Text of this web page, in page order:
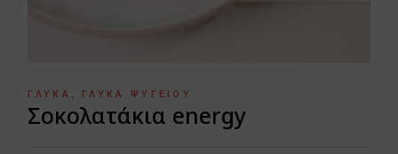
ΓΛΥΚΆ ΓΛΥΚΆ ΨΥΓΕΊΟΥ
Σοκολατάκια energy